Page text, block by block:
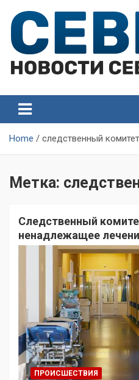
content
Севастополя
Севастополя
Home следственный комитет
Метка:
Следственный
ненадлежащее
ПРОИСШЕСТВИЯ